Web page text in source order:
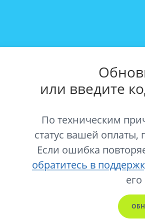
или введите
По техническим
статус вашей оплаты,
Если ошибка
обратитесь в
его